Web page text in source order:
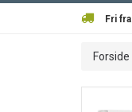
Fri
Forside